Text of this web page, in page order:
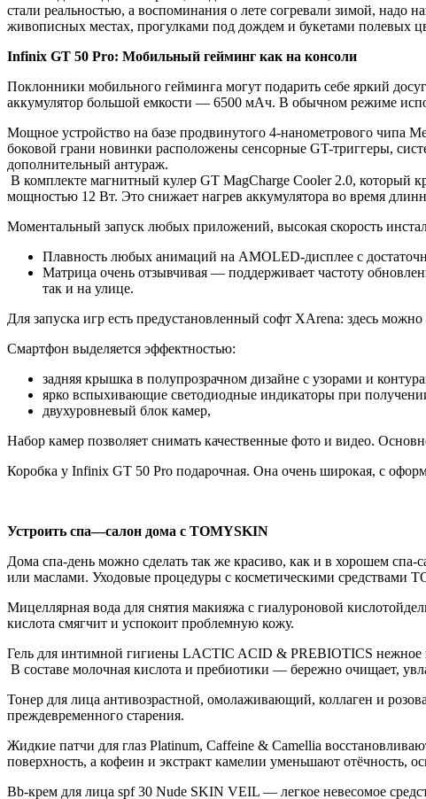
стали реальностью, а воспоминания о лете согревали зимой,
живописных местах, прогулками под дождем и букетами полевых
Infinix GT 50 Pro: Мобильный гейминг как на консоли
Поклонники мобильного гейминга могут подарить себе яркий
аккумулятор большой емкости — 6500 мАч. В обычном режиме
Мощное устройство на базе продвинутого 4-нанометрового чипа
боковой грани новинки расположены сенсорные GT-триггеры,
дополнительный антураж.
В комплекте магнитный кулер GT MagCharge Cooler 2.0, который
мощностью 12 Вт. Это снижает нагрев аккумулятора во время
Моментальный запуск любых приложений, высокая скорость
Плавность любых анимаций на AMOLED-дисплее с
Матрица очень отзывчивая — поддерживает частоту
так и на улице.
Для запуска игр есть предустановленный софт XArena: здесь
Смартфон выделяется эффектностью:
задняя крышка в полупрозрачном дизайне с узорами и
ярко вспыхивающие светодиодные индикаторы при
двухуровневый блок камер,
Набор камер позволяет снимать качественные фото и видео.
Коробка у Infinix GT 50 Pro подарочная. Она очень широкая, с
Устроить спа—салон дома с TOMYSKIN
Дома спа-день можно сделать так же красиво, как и в хорошем
или маслами. Уходовые процедуры с косметическими
Мицеллярная вода для снятия макияжа c гиалуроновой
кислота смягчит и успокоит проблемную кожу.
Гель для интимной гигиены LACTIC ACID & PREBIOTICS нежное
В составе молочная кислота и пребиотики — бережно очищает,
Тонер для лица антивозрастной, омолаживающий, коллаген и
преждевременного старения.
Жидкие патчи для глаз Platinum, Caffeine & Camellia
поверхность, а кофеин и экстракт камелии уменьшают отёчность,
Bb-крем для лица spf 30 Nude SKIN VEIL — легкое невесомое